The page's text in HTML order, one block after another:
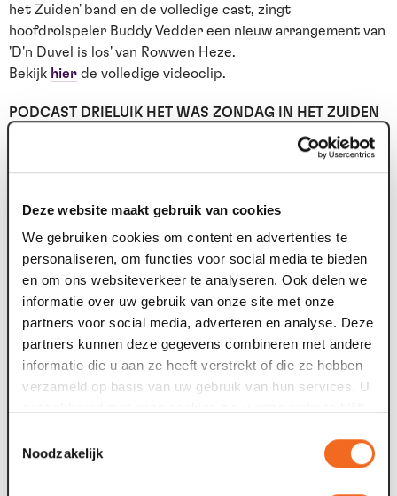
Deze website maakt gebruik van cookies
We gebruiken cookies om content en advertenties te
personaliseren, om functies voor social media te bieden
en om ons websiteverkeer te analyseren. Ook delen we
informatie over uw gebruik van onze site met onze
partners voor social media, adverteren en analyse. Deze
partners kunnen deze gegevens combineren met andere
informatie die u aan ze heeft verstrekt of die ze hebben
verzameld op basis van uw gebruik van hun services. U
Noodzakelijk
het Zuiden' band en de volledige cast, zingt
hoofdrolspeler Buddy Vedder een nieuw arrangement van
'D'n Duvel is los' van Rowwen Heze.
Bekijk hier de volledige videoclip.
PODCAST DRIELUIK HET WAS ZONDAG IN HET ZUIDEN
In de driedelige podcast 'Het was Zondag in het Zuiden'
gaat Eva Custers (Toneelgroep Maastricht) in gesprek
met producent en regisseur Servé Hermans en Tom
Servé praat je bij over de totstandkoming van de musical
en Tom, de inspiratiebron van het verhaal, blikt terug op
het begin van zijn loopbaan en zijn belevenissen tijdens
het hoog water van 1993. Henk Hover (L1) bewerkte de
verhalen en interviews tot een driedelige podcastserie.
Daarnaast nodigen Eva en Henk in iedere aflevering
creatives en castleden uit om te praten over de muziek,
de technische uitdagingen en de verschillende
personages.
Luisterhierde drie afleveringen van de podcast - 'Het
Wil je weten hoe Het was Zondag in het Zuiden tot stand